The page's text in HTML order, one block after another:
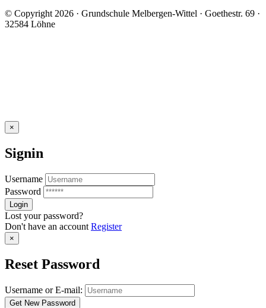
© Copyright 2026 · Grundschule Melbergen-Wittel · Goethestr. 69 ·
32584 Löhne
×
Signin
Username
Password
Lost your password?
Don't have an account Register
×
Reset Password
Username or E-mail: